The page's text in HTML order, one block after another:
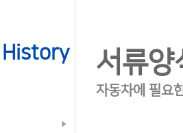
서류양
자동차에 필요